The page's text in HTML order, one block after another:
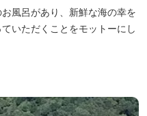
風呂があり、新鮮な海の幸を
いただくことをモットーにし